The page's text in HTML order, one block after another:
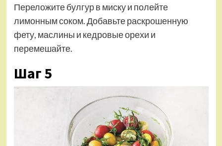
Переложите булгур в миску и полейте
лимонным соком. Добавьте раскрошенную
фету, маслины и кедровые орехи и
перемешайте.
Шаг 5